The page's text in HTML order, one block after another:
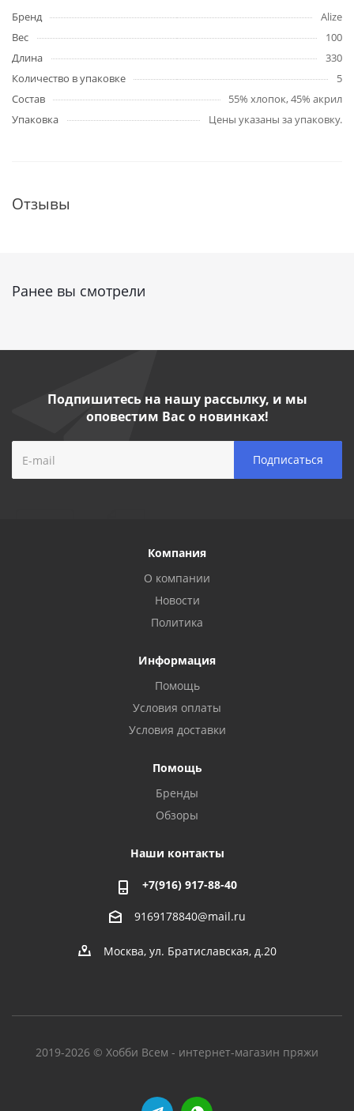
Бренд
Alize
Вес
100
Длина
330
Количество в упаковке
5
Состав
55% хлопок, 45% акрил
Упаковка
Цены указаны за упаковку.
Отзывы
Ранее вы смотрели
Подпишитесь на нашу рассылку, и мы
оповестим Вас о новинках!
Компания
О компании
Новости
Политика
Информация
Помощь
Условия оплаты
Условия доставки
Помощь
Бренды
Обзоры
Наши контакты
+7(916) 917-88-40
9169178840@mail.ru
Москва, ул. Братиславская, д.20
2019-2026 © Хобби Всем - интернет-магазин пряжи